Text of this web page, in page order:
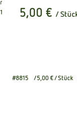
5,00 € /
#8815 5,00 €/ Stück